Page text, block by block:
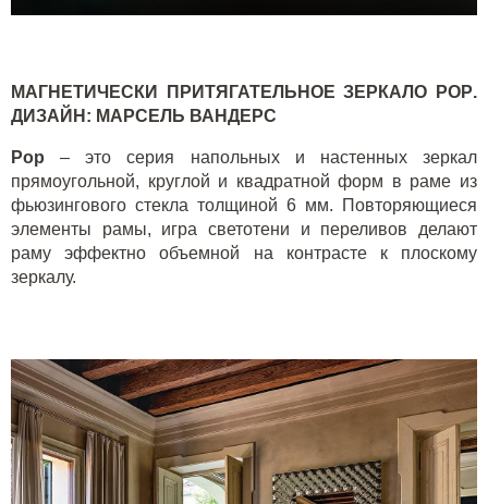
МАГНЕТИЧЕСКИ ПРИТЯГАТЕЛЬНОЕ ЗЕРКАЛО POP.
ДИЗАЙН: МАРСЕЛЬ ВАНДЕРС
Pop
– это серия напольных и настенных зеркал
прямоугольной, круглой и квадратной форм в раме из
фьюзингового стекла толщиной 6 мм. Повторяющиеся
элементы рамы, игра светотени и переливов делают
раму эффектно объемной на контрасте к плоскому
зеркалу.